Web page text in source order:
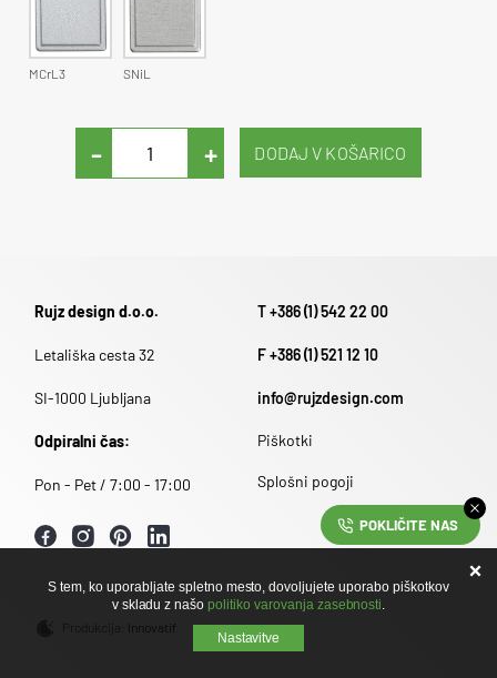
MCrL3 SNiL
- +
Rujz design d.o.o.
Letališka cesta 32
SI-1000 Ljubljana
Odpiralni čas:
Pon - Pet / 7:00 - 17:00
T +386 (1) 542 22 00
F +386 (1) 521 12 10
info@rujzdesign.com
Piškotki
Splošni pogoji
Produkcija: Innovatif
POKLIČITE NAS
S tem, ko uporabljate spletno mesto, dovoljujete uporabo piškotkov
v skladu z našopolitiko varovanja zasebnosti.
Nastavitve